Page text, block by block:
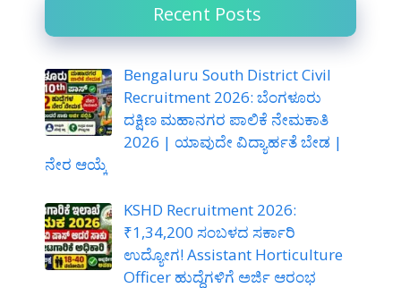
Recent Posts
Bengaluru South District Civil
Recruitment 2026: ಬೆಂಗಳೂರು
ದಕ್ಷಿಣ ಮಹಾನಗರ ಪಾಲಿಕೆ ನೇಮಕಾತಿ
2026 | ಯಾವುದೇ ವಿದ್ಯಾರ್ಹತೆ ಬೇಡ |
ನೇರ ಆಯ್ಕೆ
KSHD Recruitment 2026:
₹1,34,200 ಸಂಬಳದ ಸರ್ಕಾರಿ
ಉದ್ಯೋಗ! Assistant Horticulture
Officer ಹುದ್ದೆಗಳಿಗೆ ಅರ್ಜಿ ಆರಂಭ